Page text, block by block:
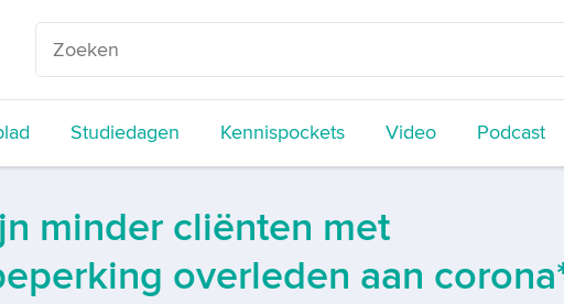
Studiedagen Kennispockets Video Podcast
minder cliënten met
overleden aan